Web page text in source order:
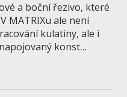
a bočnířezivo, které
V MATRIXu ale není
kulatiny, ale i
konst…